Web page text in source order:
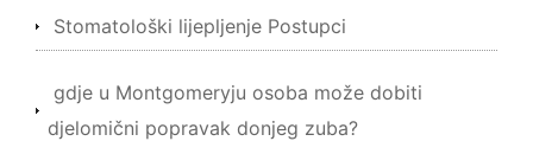
Stomatološki lijepljenje Postupci
gdje u Montgomeryju osoba može dobiti
djelomični popravak donjeg zuba?